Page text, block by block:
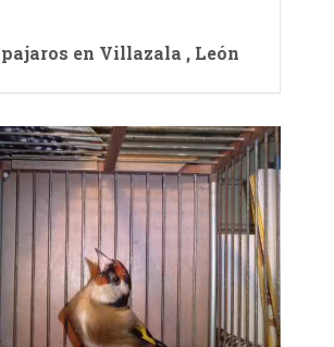
en Villazala , León